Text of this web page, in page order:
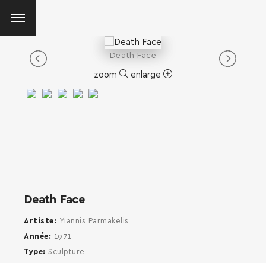
Death Face
zoom enlarge
Death Face
Artiste
Yiannis Parmakelis
Année
1971
Type
Sculpture